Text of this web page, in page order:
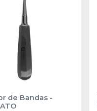
de Bandas -